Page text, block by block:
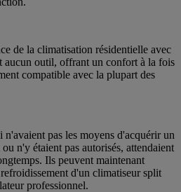
de la climatisation résidentielle avec
aucun outil, offrant un confort à la fois
compatible avec la plupart des
pas les moyens d'acquérir un
n'y étaient pas autorisés, attendaient
Ils peuvent maintenant
d'un climatiseur split
professionnel.